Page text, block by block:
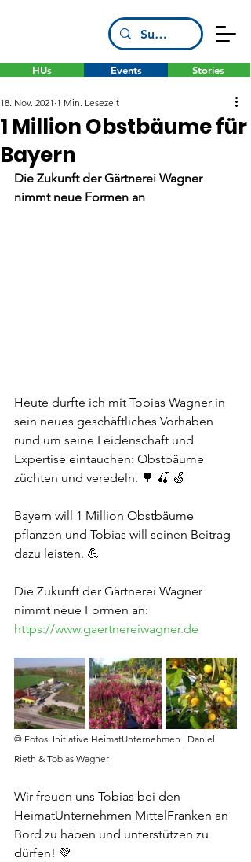
HUs Stories
Events
1 Million Obstbäume für
Bayern
18. Nov. 2021 1 Min. Lesezeit
Die Zukunft der Gärtnerei Wagner
nimmt neue Formen an
Heute durfte ich mit Tobias Wagner in
sein neues geschäftliches Vorhaben
rund um seine Leidenschaft und
Expertise eintauchen: Obstbäume
züchten und veredeln. 🌳 🍒 🍏
Bayern will 1 Million Obstbäume
pflanzen und Tobias will seinen Beitrag
dazu leisten. 💪
Die Zukunft der Gärtnerei Wagner
nimmt neue Formen an:
https://www.gaertnereiwagner.de
© Fotos: Initiative HeimatUnternehmen | Daniel
Rieth & Tobias Wagner
Wir freuen uns Tobias bei den
HeimatUnternehmen MittelFranken an
Bord zu haben und unterstützen zu
dürfen! 💚